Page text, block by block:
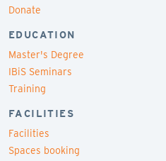
Donate
EDUCATION
Master's Degree
IBiS Seminars
Training
FACILITIES
Facilities
Spaces booking